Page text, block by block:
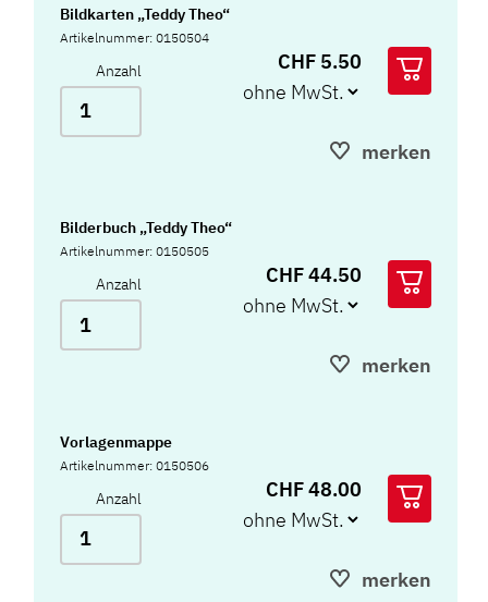
Bildkarten „Teddy Theo“
Artikelnummer: 0150504
Anzahl CHF 5.50
merken
Bilderbuch „Teddy Theo“
Artikelnummer: 0150505
Anzahl CHF 44.50
merken
Vorlagenmappe
Artikelnummer: 0150506
Anzahl CHF 48.00
merken